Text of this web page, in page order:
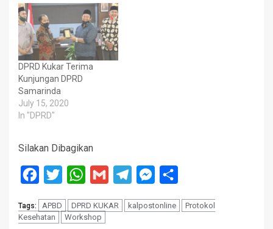
DPRD Kukar Terima
Kunjungan DPRD
Samarinda
July 15, 2020
In "DPRD"
Silakan Dibagikan
Facebook
Twitter WhatsApp
Gmail TelegramMessenger
Tags: APBD DPRD KUKAR kalpostonline
Protokol
Kesehatan
Workshop